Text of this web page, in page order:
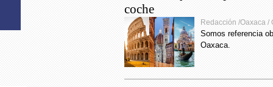
coche
Redacción /Oaxaca /
Somos referencia
Oaxaca.